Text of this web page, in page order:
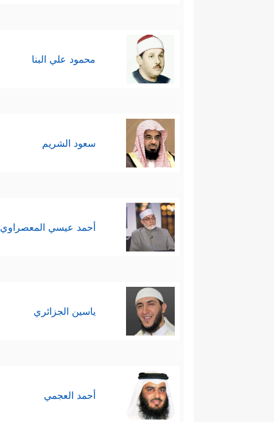
محمود علي البنا
سعود الشريم
أحمد عيسي المعصراوي
ياسين الجزائري
أحمد العجمي